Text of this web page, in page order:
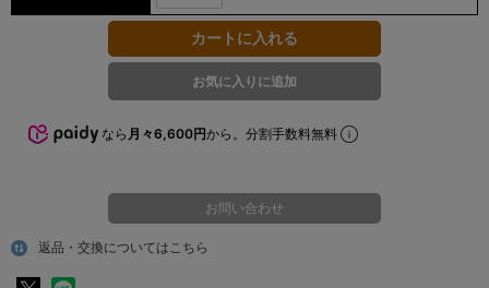
なら 月々6,600円から。分割手数料無料
返品・交換についてはこちら
お問い合わせ